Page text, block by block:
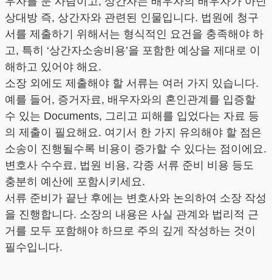
상대방 즉, 상간자와 관련된 인물입니다. 법원에 청구
서를 제출하기 위해서는 형식적인 요건을 충족해야 하
고, 특히 ‘상간자소송비용’을 포함한 예상을 제대로 이
해하고 있어야 해요.
소장 외에도 제출해야 할 서류는 여러 가지 있습니다.
예를 들어, 증거자료, 배우자와의 혼인관계를 입증할
수 있는 Documents, 그리고 피해를 입었다는 자료 등
의 제출이 필요해요. 여기서 한 가지 유의해야 할 점은
소송이 진행될수록 비용이 증가할 수 있다는 점이에요.
변호사 수수료, 법원 비용, 각종 서류 준비 비용 등도
충분히 예산에 포함시키세요.
서류 준비가 끝난 후에는 변호사와 논의하여 소장 작성
을 진행합니다. 소장의 내용은 사실 관계와 법리적 근
거를 모두 포함해야 하므로 주의 깊게 작성하는 것이
필수입니다.